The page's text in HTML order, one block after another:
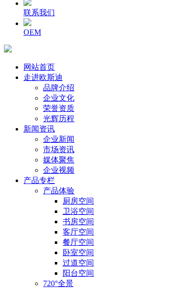
联系我们
OEM
网站首页
走进欧斯迪
品牌介绍
企业文化
荣誉资质
光辉历程
新闻资讯
企业新闻
市场资讯
媒体聚焦
企业视频
产品专栏
产品体验
厨房空间
卫浴空间
书房空间
客厅空间
餐厅空间
卧室空间
过道空间
阳台空间
720°全景